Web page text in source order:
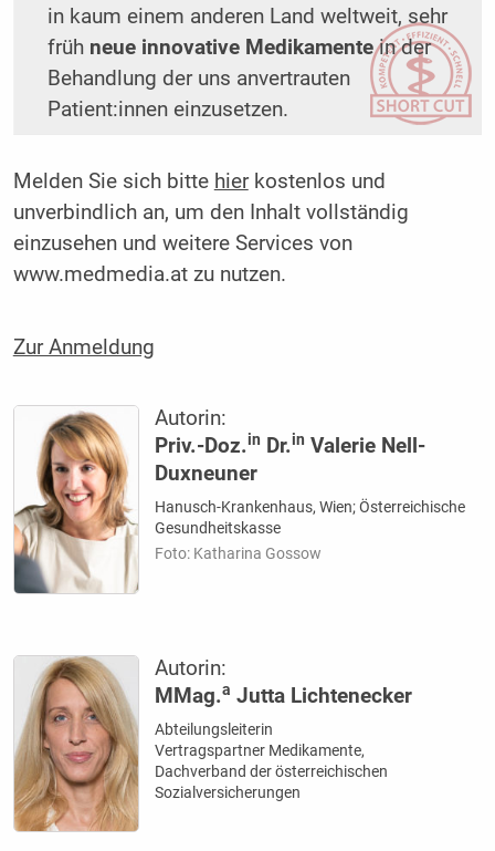
in kaum einem anderen Land weltweit, sehr
früh neue innovative Medikamentein der
Behandlung der uns anvertrauten
Patient:innen einzusetzen.
Melden Sie sich bitte hierkostenlos und
unverbindlich an, um den Inhalt vollständig
einzusehen und weitere Services von
www.medmedia.at zu nutzen.
Zur Anmeldung
Autorin:
Priv.-Doz.in Dr.in Valerie Nell-
Duxneuner
Hanusch-Krankenhaus, Wien; Österreichische
Gesundheitskasse
Foto: Katharina Gossow
Autorin:
MMag.a Jutta Lichtenecker
Abteilungsleiterin
Vertragspartner Medikamente,
Dachverband der österreichischen
Sozialversicherungen